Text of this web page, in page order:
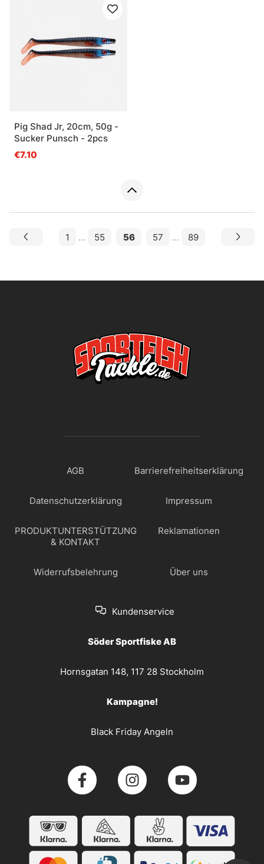
Pig Shad Jr, 20cm, 50g -
Sucker Punsch - 2pcs
€7.10
1 ... 55 56 57 ... 89
AGB Barrierefreiheitserklärung
Datenschutzerklärung Impressum
PRODUKTUNTERSTÜTZUNG
& KONTAKT
Reklamationen
Widerrufsbelehrung Über uns
Kundenservice
Söder Sportfiske AB
Hornsgatan 148, 117 28 Stockholm
Kampagne!
Black Friday Angeln